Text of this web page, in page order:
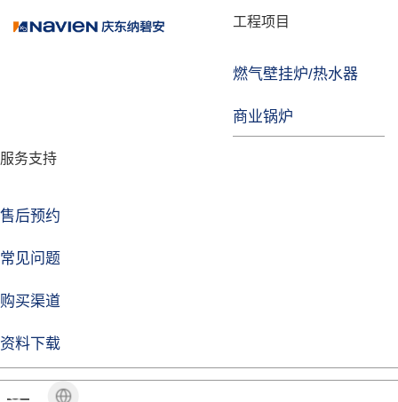
工程项目
燃气壁挂炉/热水器
商业锅炉
服务支持
售后预约
常见问题
购买渠道
资料下载
品牌故事
技术实力
企业动态
焦点注册Life
品牌视角